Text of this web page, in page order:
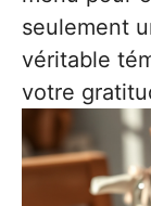
seulement
véritable
votre